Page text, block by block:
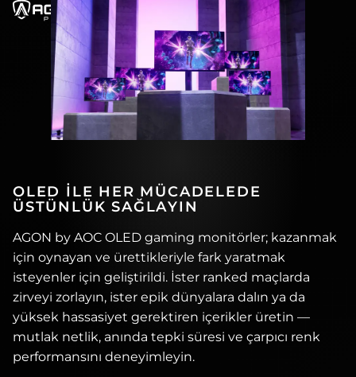
agonPro
OLED İLE HER MÜCADELEDE
ÜSTÜNLÜK SAĞLAYIN
AGON by AOC OLED gaming monitörler; kazanmak
için oynayan ve ürettikleriyle fark yaratmak
isteyenler için geliştirildi. İster ranked maçlarda
zirveyi zorlayın, ister epik dünyalara dalın ya da
yüksek hassasiyet gerektiren içerikler üretin —
mutlak netlik, anında tepki süresi ve çarpıcı renk
performansını deneyimleyin.